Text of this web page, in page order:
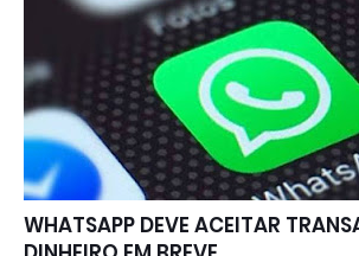
WHATSAPP DEVE ACEITAR